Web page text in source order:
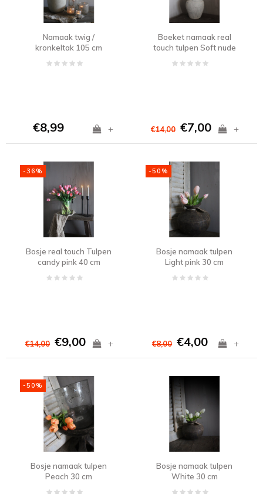
Namaak twig /
kronkeltak 105 cm
€8,99 +
Boeket namaak real
touch tulpen Soft nude
€14,00 €7,00 +
-36%
Bosje real touch Tulpen
candy pink 40 cm
€14,00 €9,00 +
-50%
Bosje namaak tulpen
Light pink 30 cm
€8,00 €4,00 +
-50%
Bosje namaak tulpen
Peach 30 cm
Bosje namaak tulpen
White 30 cm